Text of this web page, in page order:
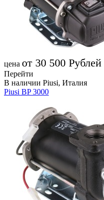
цена от 30 500 Рублей
Перейти
В наличии Piusi, Италия
Piusi BP 3000